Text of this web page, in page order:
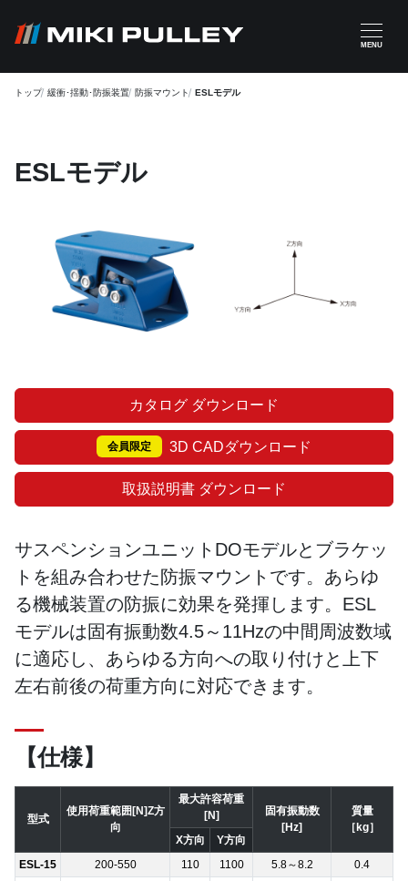
MENU
トップ 緩衝･揺動･防振装置 防振マウント ESLモデル
ESLモデル
カタログ ダウンロード
会員限定 3D CADダウンロード
取扱説明書 ダウンロード
サスペンションユニットDOモデルとブラケッ
トを組み合わせた防振マウントです。あらゆ
る機械装置の防振に効果を発揮します。ESL
モデルは固有振動数4.5～11Hzの中間周波数域
に適応し、あらゆる方向への取り付けと上下
左右前後の荷重方向に対応できます。
【仕様】
型式
使用荷重範囲[N]Z方
向
最大許容荷重
[N]
固有振動数
[Hz]
質量
［kg］
X方向
Y方向
ESL-15
200-550 110 1100 5.8～8.2
0.4